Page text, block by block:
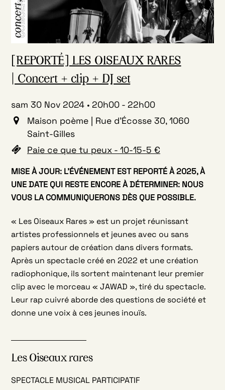
[REPORTÉ] LES OISEAUX RARES
| Concert + clip + DJ set
sam 30 Nov 2024 20h00 - 22h00
Maison poème | Rue d'Écosse 30, 1060
Saint-Gilles
Paie ce que tu peux - 10-15-5 €
MISE À JOUR: L’ÉVÉNEMENT EST REPORTÉ À 2025, À
UNE DATE QUI RESTE ENCORE À DÉTERMINER: NOUS
VOUS LA COMMUNIQUERONS DÈS QUE POSSIBLE.
« Les Oiseaux Rares » est un projet réunissant
artistes professionnels et jeunes avec ou sans
papiers autour de création dans divers formats.
Après un spectacle créé en 2022 et une création
radiophonique, ils sortent maintenant leur premier
clip avec le morceau « JAWAD », tiré du spectacle.
Leur rap cuivré aborde des questions de société et
donne une voix à ces jeunes inouïs.
Les Oiseaux rares
SPECTACLE MUSICAL PARTICIPATIF